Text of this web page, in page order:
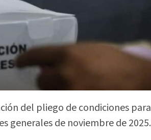
del pliego de condiciones para
generales de noviembre de 2025.